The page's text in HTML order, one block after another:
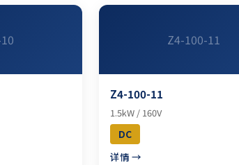
Z4-100-11
Z4-100-11
1.5kW / 160V
DC
详情 →